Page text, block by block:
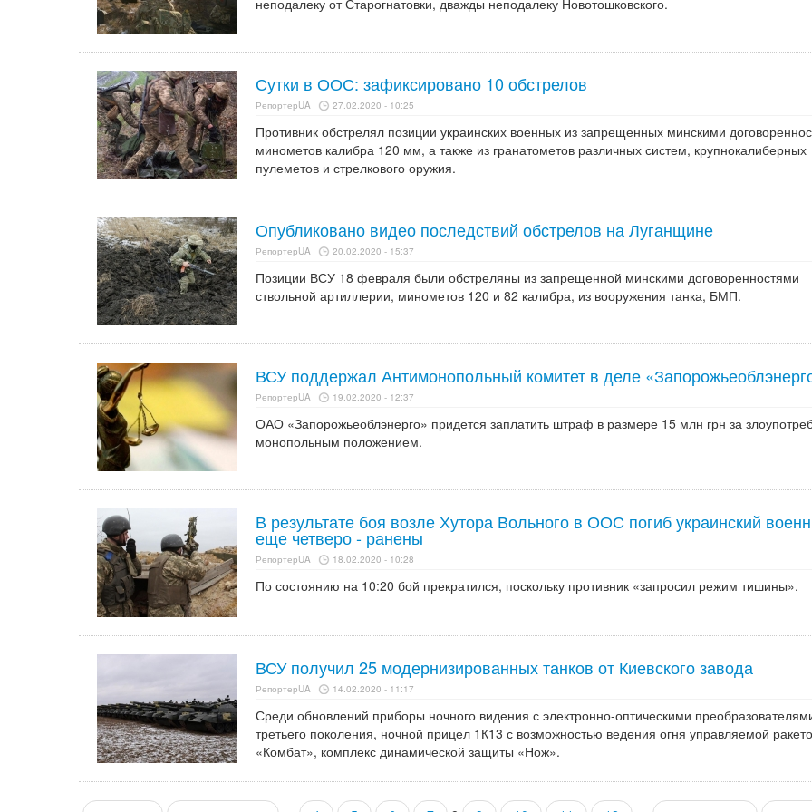
неподалеку от Старогнатовки, дважды неподалеку Новотошковского.
Сутки в ООС: зафиксировано 10 обстрелов
РепортерUA 27.02.2020 - 10:25
Противник обстрелял позиции украинских военных из запрещенных минскими
минометов калибра 120 мм, а также из гранатометов различных систем, крупнокалиберных
пулеметов и стрелкового оружия.
Опубликовано видео последствий обстрелов на Луганщине
РепортерUA 20.02.2020 - 15:37
Позиции ВСУ 18 февраля были обстреляны из запрещенной минскими договоренностями
ствольной артиллерии, минометов 120 и 82 калибра, из вооружения танка, БМП.
ВСУ поддержал Антимонопольный комитет в деле
РепортерUA 19.02.2020 - 12:37
ОАО «Запорожьеоблэнерго» придется заплатить штраф в размере 15 млн грн за
монопольным положением.
В результате боя возле Хутора Вольного в ООС погиб украинский
еще четверо - ранены
РепортерUA 18.02.2020 - 10:28
По состоянию на 10:20 бой прекратился, поскольку противник «запросил режим тишины».
ВСУ получил 25 модернизированных танков от Киевского завода
РепортерUA 14.02.2020 - 11:17
Среди обновлений приборы ночного видения с электронно-оптическими
третьего поколения, ночной прицел 1К13 с возможностью ведения огня управляемой
«Комбат», комплекс динамической защиты «Нож».